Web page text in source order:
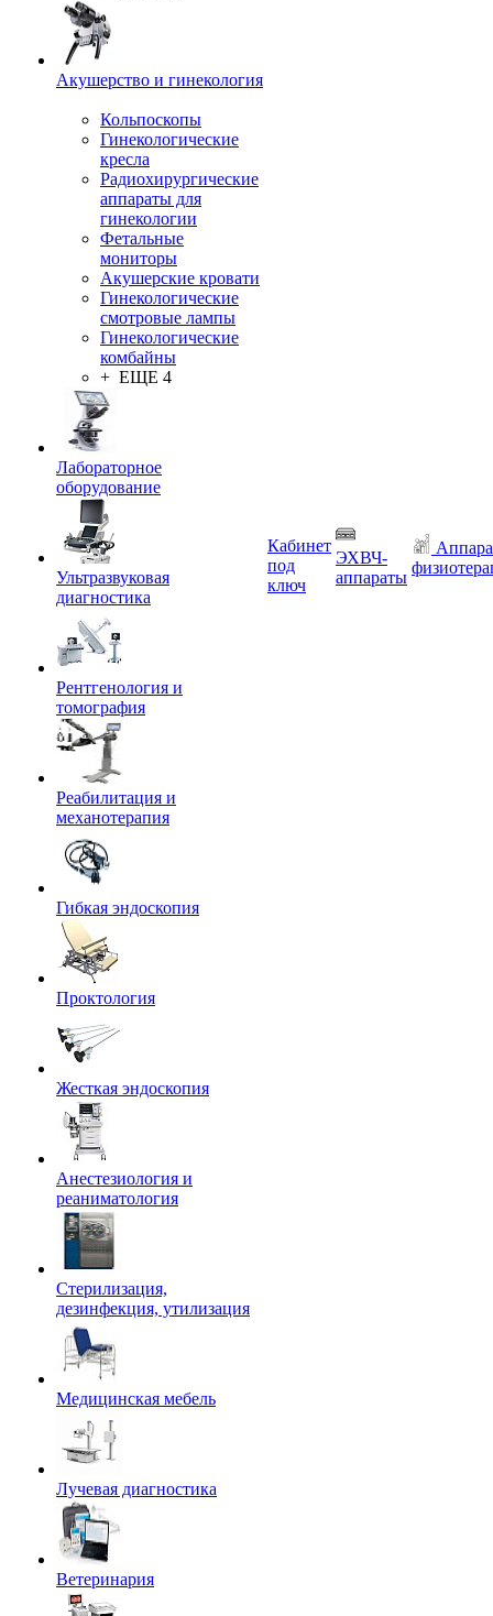
Акушерство и гинекология
Кольпоскопы
Гинекологические
кресла
Радиохирургические
аппараты для
гинекологии
Фетальные
мониторы
Акушерские кровати
Гинекологические
смотровые лампы
Гинекологические
комбайны
+ ЕЩЕ 4
Лабораторное
оборудование
Ультразвуковая
диагностика
Рентгенология и
томография
Реабилитация и
механотерапия
Гибкая эндоскопия
Проктология
Жесткая эндоскопия
Анестезиология и
реаниматология
Стерилизация,
дезинфекция, утилизация
Медицинская мебель
Лучевая диагностика
Ветеринария
Кабинет
под
ключ
ЭХВЧ-
аппараты